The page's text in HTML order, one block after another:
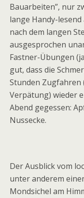
Bauarbeiten”, nur
lange Handy-
nach dem langen
ausgesprochen
Fastner-Übungen
gut, dass die
Stunden
Verpätung) wieder
Abend gegessen:
Nussecke.
Der Ausblick vom
unter anderem
Mondsichel am